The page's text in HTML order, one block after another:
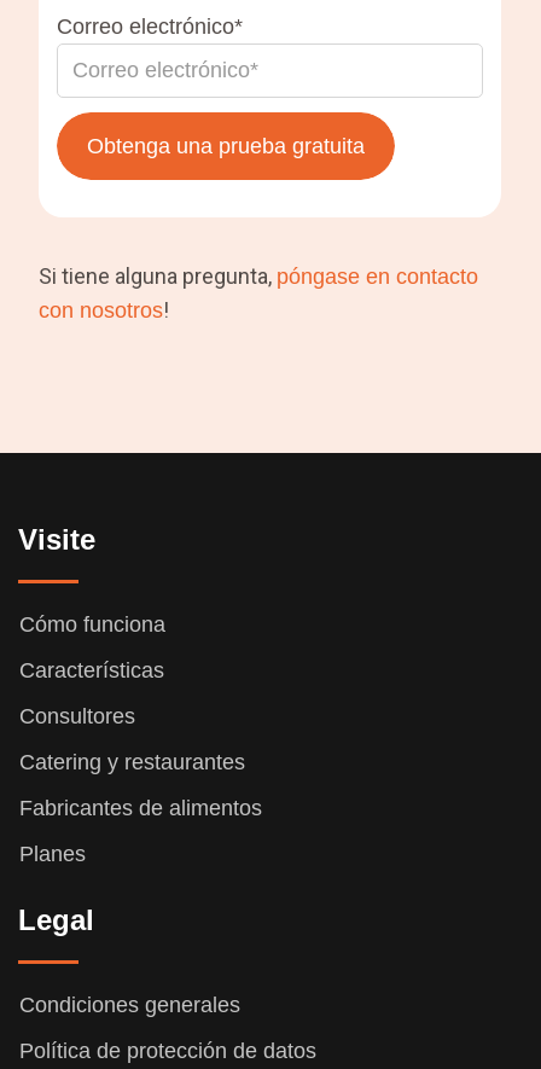
Correo electrónico*
Si tiene alguna pregunta, póngase en contacto
con nosotros!
Visite
Cómo funciona
Características
Consultores
Catering y restaurantes
Fabricantes de alimentos
Planes
Legal
Condiciones generales
Política de protección de datos